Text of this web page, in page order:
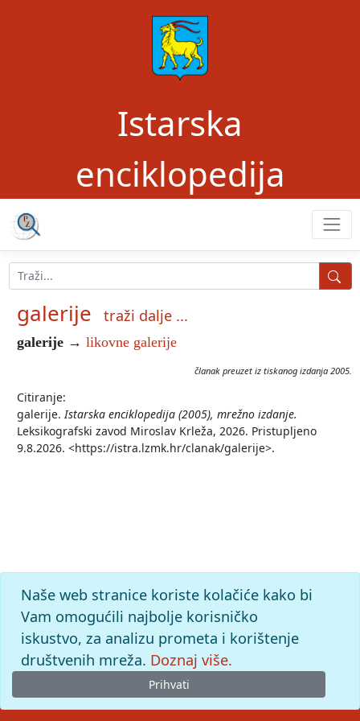
Istarska
enciklopedija
galerije traži dalje ...
galerije → likovne galerije
članak preuzet iz tiskanog izdanja 2005.
Citiranje:
galerije. Istarska enciklopedija (2005), mrežno izdanje.
Leksikografski zavod Miroslav Krleža, 2026. Pristupljeno
9.8.2026. <https://istra.lzmk.hr/clanak/galerije>.
Naše web stranice koriste kolačiće kako bi
Vam omogućili najbolje korisničko
iskustvo, za analizu prometa i korištenje
društvenih mreža. Doznaj više.
Prihvati
© 2026Leksikografski zavodMiroslav Krleža